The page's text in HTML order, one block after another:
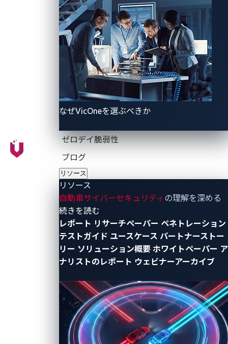
なぜVicOneを選ぶべきか
ゼロデイ脆弱性
ブログ
リソース
リソース
自動車サイバーセキュリティ の理解を深める
続きを読む
レポート リサーチペーパー ペネトレーション
テストガイド ユースケース パートナーストー
リー ソリューション概要 ホワイトペーパー ア
ナリストのレポート ウェビナーアーカイブ
※1 IVI (In-Vehicle Infotainment) は、ドライバーや同乗者が必
要とする情報やエンターテインメントを提供する車載機器で
パナソニック オートモーティブとトレンドマイクロ
は、2018年より、安全な自動運転・コネクテッドカー
の実現を目指し、自動運転・コネクテッドカーに対す
るサイバー攻撃を検出および防御するサイバーセキュ
リティソリューションの開発に取り組んできました。
本発表は、2018年から行っている共同開発に加え、自
動車の次世代コックピットシステムのセキュリティに
開発範囲を拡大するものです。
次世代コックピットシステムでは、スピードメーター
やカーナビゲーションをはじめとしたインフォテイン
メントシステムなど、複数のECU(Electronic Control
Unit)に搭載されている機能が、仮想化プラットフォー
により、一つのECUに集約する流れが進んでいま
す。さらに、車両外部と通信するサードパーティー製
アプリケーションの導入、ドライバーへの警告や運転
の制御を支援する先進運転支援機能の集約なども検討
されています。一方で、次世代コックピットシステム
の脆弱性を悪用したサイバー攻撃や、Wi-Fiや